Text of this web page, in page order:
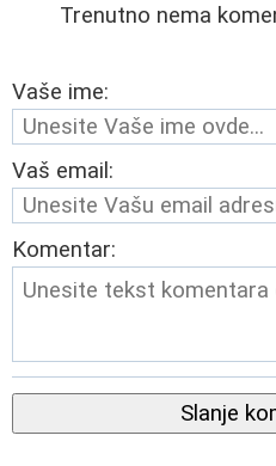
Trenutno nema
Vaše ime:
Vaš email:
Komentar:
Slanje